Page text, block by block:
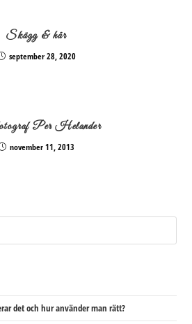
Skägg & hår
september 28, 2020
Per Helander
november 11, 2013
det och hur använder man rätt?